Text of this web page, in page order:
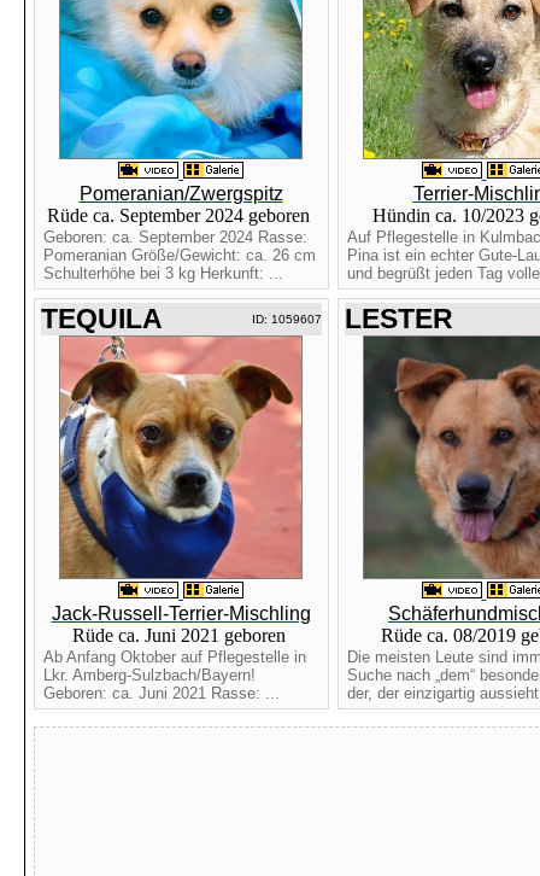
Pomeranian/Zwergspitz
Rüde ca. September 2024 geboren
Geboren: ca. September 2024 Rasse:
Pomeranian Größe/Gewicht: ca. 26 cm
Schulterhöhe bei 3 kg Herkunft: ...
Terrier-
Hündin ca. 10/2023
Auf Pflegestelle in
Pina ist ein echter Gute-
und begrüßt jeden Tag
TEQUILA ID: 1059607
Jack-Russell-Terrier-Mischling
Rüde ca. Juni 2021 geboren
Ab Anfang Oktober auf Pflegestelle in
Lkr. Amberg-Sulzbach/Bayern!
Geboren: ca. Juni 2021 Rasse: ...
LESTER
Rüde ca. 08/2019
Die meisten Leute sind
Suche nach „dem“
der, der einzigartig